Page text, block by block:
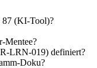
(KI-Tool)?
Mentee?
LRN-019) definiert?
Doku?